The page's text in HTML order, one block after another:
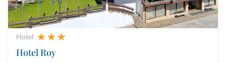
Hotel
Hotel Roy